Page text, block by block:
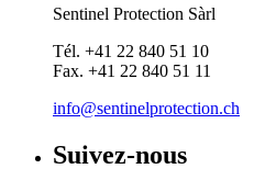
Sentinel Protection Sàrl
Tél. +41 22 840 51 10
Fax. +41 22 840 51 11
info@sentinelprotection.ch
Suivez-nous